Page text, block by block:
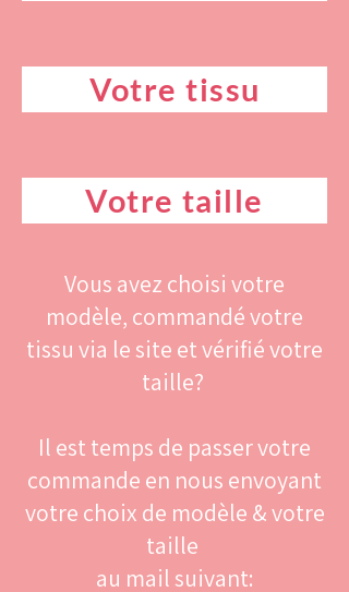
Votre tissu
Votre taille
Vous avez choisi votre
modèle, commandé votre
tissu via le site et vérifié votre
taille?
Il est temps de passer votre
commande en nous envoyant
votre choix de modèle & votre
taille
au mail suivant: